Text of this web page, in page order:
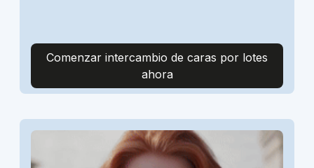
Comenzar intercambio de caras por lotes
ahora